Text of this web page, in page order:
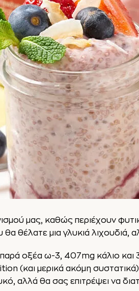
μας, καθώς περιέχουν
θα θέλατε μια γλυκιά
οξέα ω-3, 407mg κάλιο
μερικά ακόμη συστατικά)
αλλά θα σας επιτρέψει να